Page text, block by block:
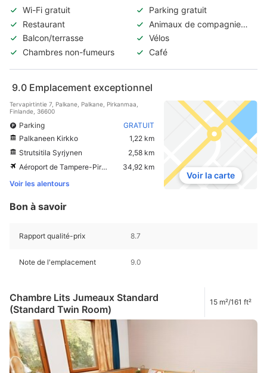
Wi-Fi gratuit
Parking gratuit
Restaurant
Animaux de compagnie
acceptés
Balcon/terrasse
Vélos
Chambres non-fumeurs
Café
9.0 Emplacement exceptionnel
Tervapirtintie 7, Palkane, Palkane, Pirkanmaa,
Finlande, 36600
Parking
GRATUIT
Palkaneen Kirkko
1,22 km
Strutsitila Syrjynen
2,58 km
Aéroport de Tampere-Pirkkala
34,92 km
Voir les alentours
Voir la carte
Bon à savoir
Rapport qualité-prix 8.7
Note de l'emplacement 9.0
Chambre Lits Jumeaux Standard
(Standard Twin Room)
15 m²/161 ft²